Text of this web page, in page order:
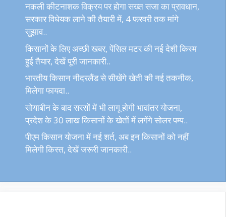
नकली कीटनाशक विक्रय पर होगा सख्त सजा का प्रावधान,
सरकार विधेयक लाने की तैयारी में, 4 फरवरी तक मांगे
सुझाव..
किसानों के लिए अच्छी खबर, पेंसिल मटर की नई देशी किस्म
हुई तैयार, देखें पूरी जानकारी..
भारतीय किसान नीदरलैंड से सीखेंगे खेती की नई तकनीक,
मिलेगा फायदा..
सोयाबीन के बाद सरसों में भी लागू होगी भावांतर योजना,
प्रदेश के 30 लाख किसानों के खेतों में लगेंगे सोलर पम्प..
पीएम किसान योजना में नई शर्त, अब इन किसानों को नहीं
मिलेगी किस्त, देखें जरूरी जानकारी..